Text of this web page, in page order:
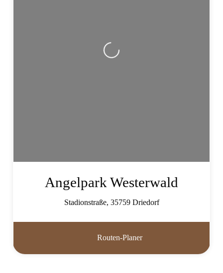
Wird geladen …
Angelpark Westerwald
Stadionstraße, 35759 Driedorf
Routen-Planer